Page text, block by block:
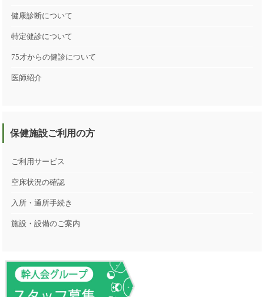
健康診断について
特定健診について
75才からの健診について
医師紹介
保健施設ご利用の方
ご利用サービス
空床状況の確認
入所・通所手続き
施設・設備のご案内